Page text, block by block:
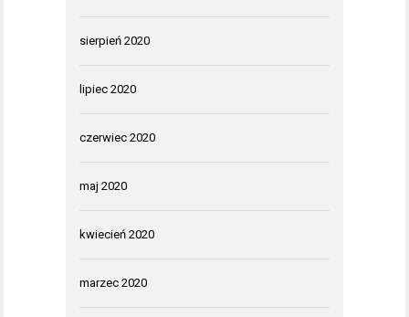
sierpień 2020
lipiec 2020
czerwiec 2020
maj 2020
kwiecień 2020
marzec 2020